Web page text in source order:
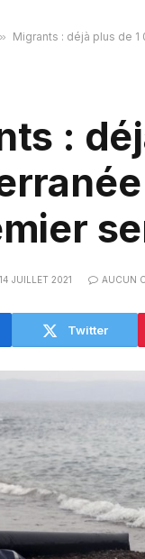
» Migrants : déjà plus de
:
14 JUILLET 2021 AUCUN
Twitter